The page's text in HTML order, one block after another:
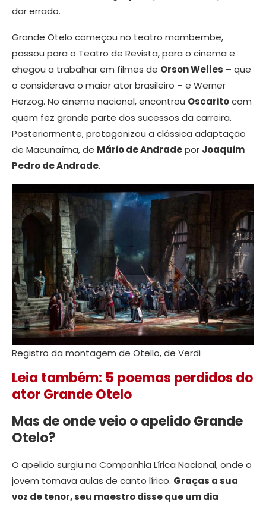
dar errado.
Grande Otelo começou no teatro mambembe,
passou para o Teatro de Revista, para o cinema e
chegou a trabalhar em filmes de Orson Welles – que
o considerava o maior ator brasileiro – e Werner
Herzog. No cinema nacional, encontrou Oscaritocom
quem fez grande parte dos sucessos da carreira.
Posteriormente, protagonizou a clássica adaptação
de Macunaíma, de Mário de Andradepor Joaquim
Pedro de Andrade.
Registro da montagem de Otello, de Verdi
Leia também: 5 poemas perdidos do
ator Grande Otelo
Mas de onde veio o apelido Grande
Otelo?
O apelido surgiu na Companhia Lírica Nacional, onde o
jovem tomava aulas de canto lírico. Graças a sua
voz de tenor, seu maestro disse que um dia